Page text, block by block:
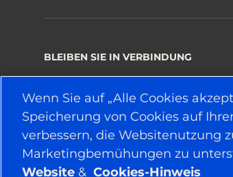
BLEIBEN SIE IN VERBINDUNG
Wenn Sie auf „Alle Cookies
Speicherung von Cookies auf
verbessern, die Websitenutzung
Marketingbemühungen zu
Website & Cookies-Hinweis